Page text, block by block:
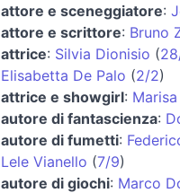
attore e sceneggiatore:
attore e scrittore: Bruno
attrice: Silvia Dionisio (
Elisabetta De Palo (2/2)
attrice e showgirl:
autore di fantascienza:
autore di fumetti:
Lele Vianello (7/9)
autore di giochi: Marco